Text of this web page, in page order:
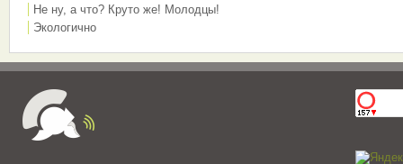
Не ну, а что? Круто же! Молодцы!
Экологично